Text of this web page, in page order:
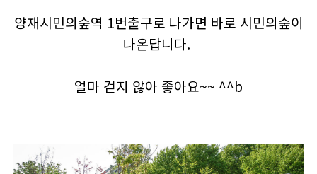
양재시민의숲역 1번출구로 나가면 바로 시민의숲이
나온답니다.
얼마 걷지 않아 좋아요~~ ^^b